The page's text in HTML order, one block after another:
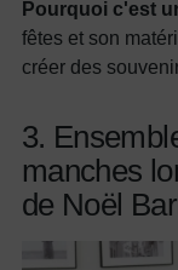
Pourquoi c'est
fêtes et son
créer des
3.
manches
de Noël